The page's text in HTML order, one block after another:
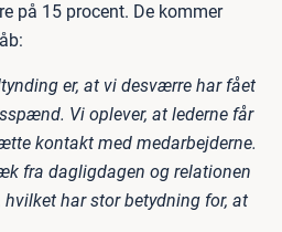
på 15 procent. De kommer
er, at vi desværre har fået
Vi oplever, at lederne får
kontakt med medarbejderne.
fra dagligdagen og relationen
har stor betydning for, at